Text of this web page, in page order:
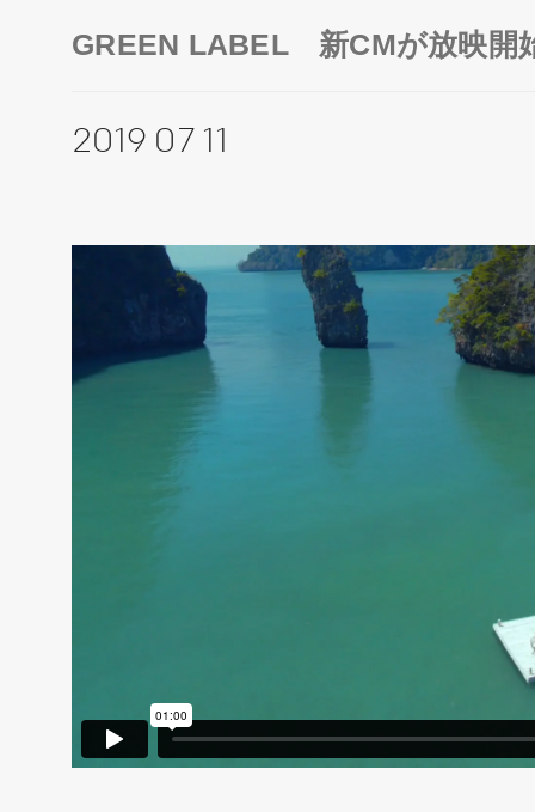
GREEN LABEL 新CMが放映開
2019 07 11